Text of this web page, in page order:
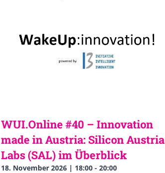
WUI.Online #40 – Innovation
made in Austria: Silicon Austria
Labs (SAL) im Überblick
18. November 2026 | 18:00- 20:00